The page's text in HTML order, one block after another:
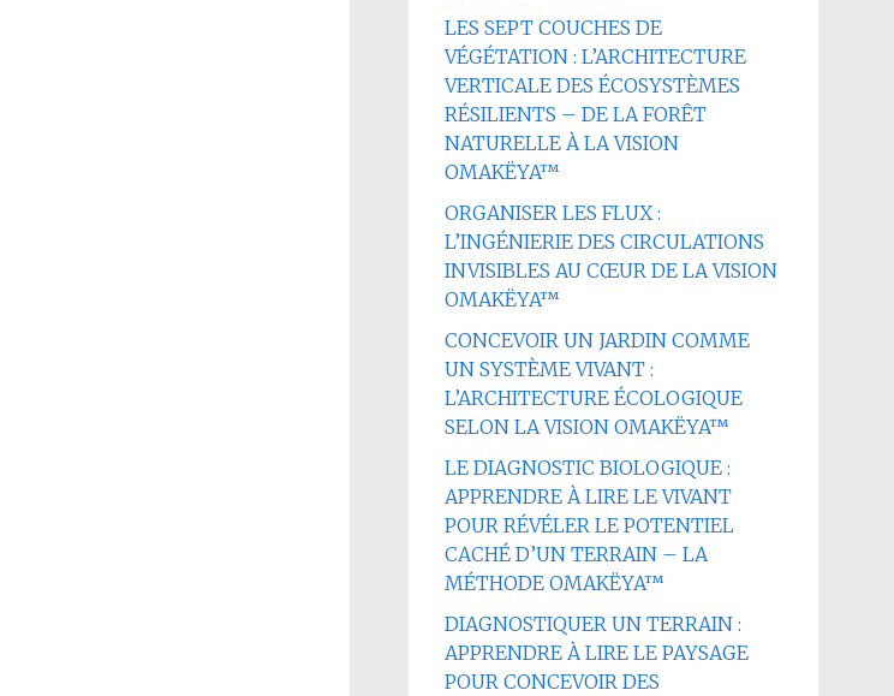
LES SEPT COUCHES DE
VÉGÉTATION : L’ARCHITECTURE
VERTICALE DES ÉCOSYSTÈMES
RÉSILIENTS – DE LA FORÊT
NATURELLE À LA VISION
OMAKËYA™
ORGANISER LES FLUX :
L’INGÉNIERIE DES CIRCULATIONS
INVISIBLES AU CŒUR DE LA VISION
OMAKËYA™
CONCEVOIR UN JARDIN COMME
UN SYSTÈME VIVANT :
L’ARCHITECTURE ÉCOLOGIQUE
SELON LA VISION OMAKËYA™
LE DIAGNOSTIC BIOLOGIQUE :
APPRENDRE À LIRE LE VIVANT
POUR RÉVÉLER LE POTENTIEL
CACHÉ D’UN TERRAIN – LA
MÉTHODE OMAKËYA™
DIAGNOSTIQUER UN TERRAIN :
APPRENDRE À LIRE LE PAYSAGE
POUR CONCEVOIR DES